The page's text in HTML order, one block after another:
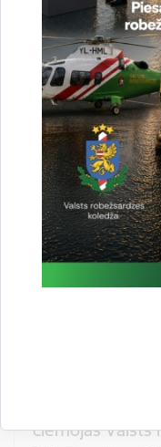
ārvalstu delegācija
2025.gada 16.maijā
mācību vizītes
Kirgizstānas
Ārvalstu
ciemojās Valsts